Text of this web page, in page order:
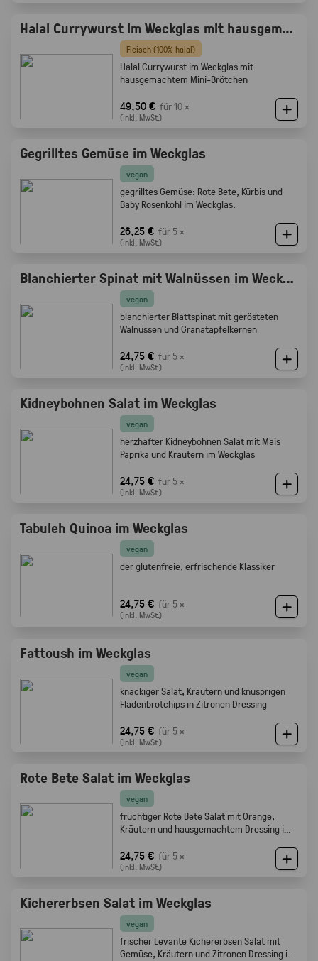
Halal Currywurst im Weckglas mit hausgemachtem Mini-Brötchen
Fleisch (100% halal)
Halal Currywurst im Weckglas mit
hausgemachtem Mini-Brötchen
49,50 € für 10 ×
(inkl. MwSt.)
Gegrilltes Gemüse im Weckglas
vegan
gegrilltes Gemüse: Rote Bete, Kürbis und
Baby Rosenkohl im Weckglas.
26,25 € für 5 ×
(inkl. MwSt.)
Blanchierter Spinat mit Walnüssen im Weckglas
vegan
blanchierter Blattspinat mit gerösteten
Walnüssen und Granatapfelkernen
24,75 € für 5 ×
(inkl. MwSt.)
Kidneybohnen Salat im Weckglas
vegan
herzhafter Kidneybohnen Salat mit Mais
Paprika und Kräutern im Weckglas
24,75 € für 5 ×
(inkl. MwSt.)
Tabuleh Quinoa im Weckglas
vegan
der glutenfreie, erfrischende Klassiker
24,75 € für 5 ×
(inkl. MwSt.)
Fattoush im Weckglas
vegan
knackiger Salat, Kräutern und knusprigen
Fladenbrotchips in Zitronen Dressing
24,75 € für 5 ×
(inkl. MwSt.)
Rote Bete Salat im Weckglas
vegan
fruchtiger Rote Bete Salat mit Orange,
Kräutern und hausgemachtem Dressing im
24,75 € für 5 ×
(inkl. MwSt.)
Kichererbsen Salat im Weckglas
vegan
frischer Levante Kichererbsen Salat mit
Gemüse, Kräutern und Zitronen Dressing im